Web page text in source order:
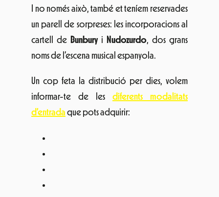
I no només això, també et teníem reservades
un parell de sorpreses: les incorporacions al
cartell de Bunburyi Nudozurdo, dos grans
noms de l’escena musical espanyola.
Un cop feta la distribució per dies, volem
informar-te de les diferents modalitats
d’entrada que pots adquirir: